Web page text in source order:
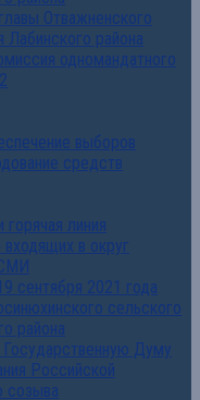
Отважненского
Лабинского района
одномандатного
выборов
средств
линия
в округ
сентября 2021 года
сельского
района
Думу
Российской
созыва